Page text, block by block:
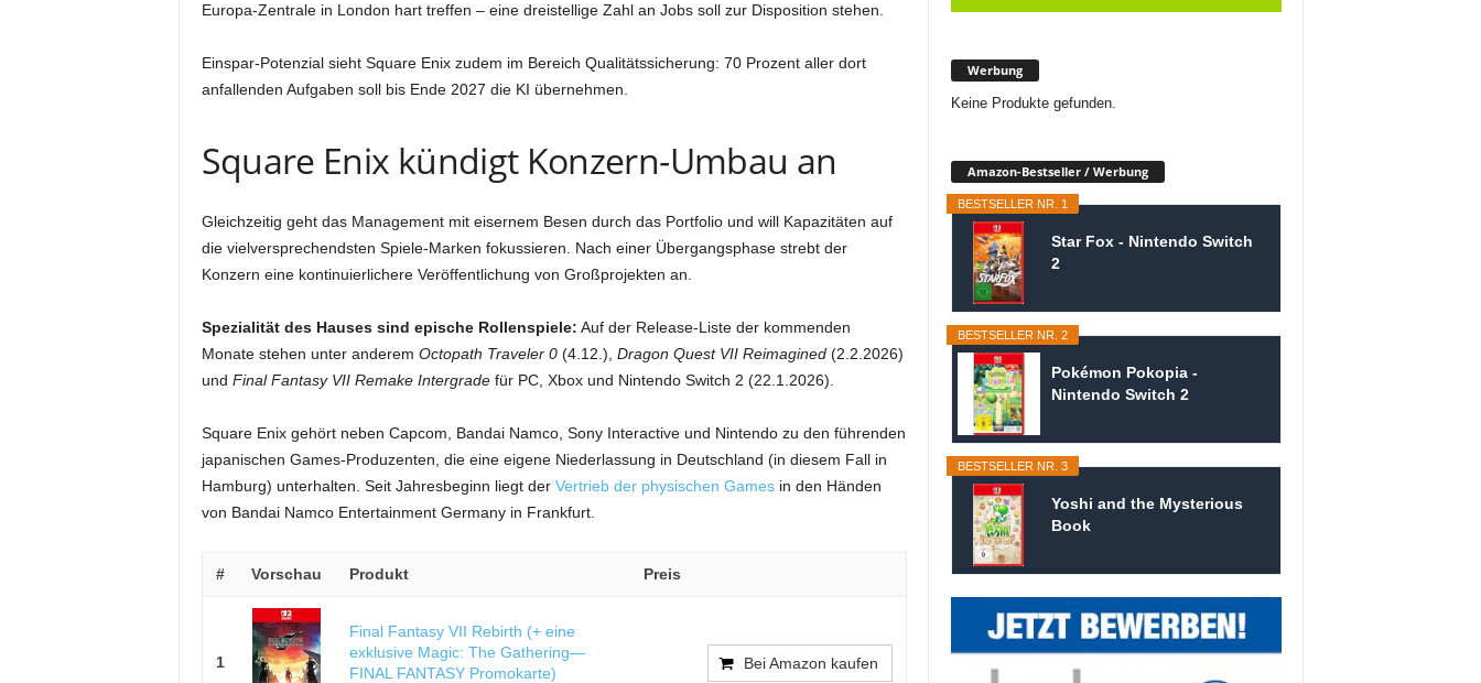
Europa-Zentrale in London hart treffen – eine dreistellige Zahl an Jobs soll zur Disposition stehen.
Einspar-Potenzial sieht Square Enix zudem im Bereich Qualitätssicherung: 70 Prozent aller dort
anfallenden Aufgaben soll bis Ende 2027 die KI übernehmen.
Square Enix kündigt Konzern-Umbau an
Gleichzeitig geht das Management mit eisernem Besen durch das Portfolio und will Kapazitäten auf
die vielversprechendsten Spiele-Marken fokussieren. Nach einer Übergangsphase strebt der
Konzern eine kontinuierlichere Veröffentlichung von Großprojekten an.
Spezialität des Hauses sind epische Rollenspiele: Auf der Release-Liste der kommenden
Monate stehen unter anderem Octopath Traveler 0(4.12.), Dragon Quest VII Reimagined(2.2.2026)
und Final Fantasy VII Remake Intergradefür PC, Xbox und Nintendo Switch 2 (22.1.2026).
Square Enix gehört neben Capcom, Bandai Namco, Sony Interactive und Nintendo zu den führenden
japanischen Games-Produzenten, die eine eigene Niederlassung in Deutschland (in diesem Fall in
Hamburg) unterhalten. Seit Jahresbeginn liegt der Vertrieb der physischen Gamesin den Händen
von Bandai Namco Entertainment Germany in Frankfurt.
# Vorschau Produkt Preis
1
Final Fantasy VII Rebirth (+ eine
exklusive Magic: The Gathering—
FINAL FANTASY Promokarte)
Bei Amazon kaufen
Werbung
Keine Produkte gefunden.
Amazon-Bestseller / Werbung
BESTSELLER NR. 1
Star Fox - Nintendo Switch
2
BESTSELLER NR. 2
Pokémon Pokopia -
Nintendo Switch 2
BESTSELLER NR. 3
Yoshi and the Mysterious
Book